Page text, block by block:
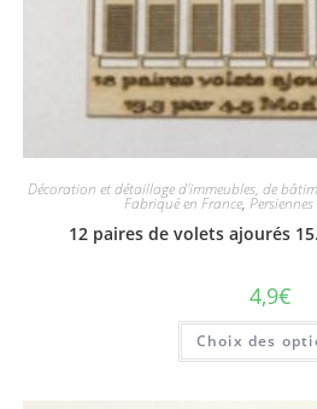
Décoration et détaillage d'immeubles, de
Fabriqué en France,
12 paires de volets ajourés
4,9€
Choix des